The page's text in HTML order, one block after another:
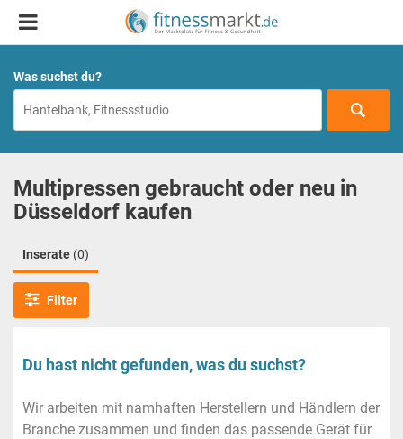
Was suchst du?
Multipressen gebraucht oder neu in
Düsseldorf kaufen
Inserate (0)
Filter
Du hast nicht gefunden, was du suchst?
Wir arbeiten mit namhaften Herstellern und Händlern der
Branche zusammen und finden das passende Gerät für